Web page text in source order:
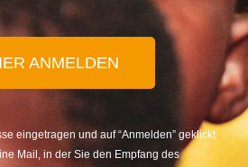
ANMELDEN
eingetragen und auf “Anmelden” geklickt
Mail, in der Sie den Empfang des